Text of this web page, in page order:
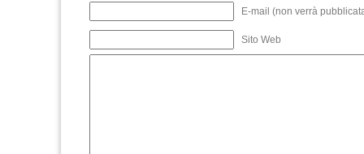
E-mail (non verrà
Sito Web